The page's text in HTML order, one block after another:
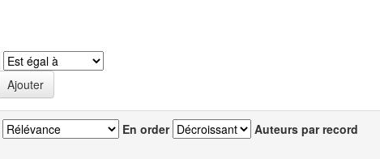
En order Auteurs par record